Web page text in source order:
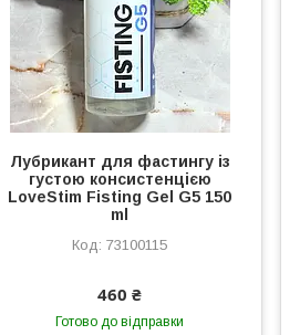
Лубрикант для фастингу із
густою консистенцією
LoveStim Fisting Gel G5 150
ml
73100115
460 ₴
Готово до відправки